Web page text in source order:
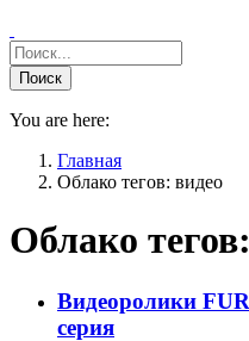
You are here:
Главная
Облако тегов: видео
Облако тегов:
Видеоролики
серия